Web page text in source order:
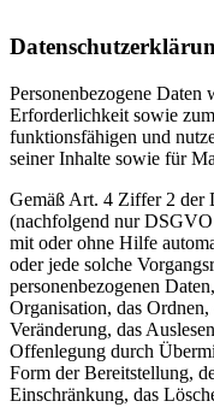
Personenbezogene Daten
Erforderlichkeit sowie
funktionsfähigen und
seiner Inhalte sowie für
Gemäß Art. 4 Ziffer 2 der
(nachfolgend nur
mit oder ohne Hilfe
oder jede solche
personenbezogenen
Organisation, das
Veränderung, das
Offenlegung durch
Form der Bereitstellung,
Einschränkung, das